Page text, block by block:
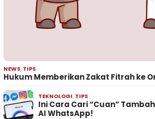
NEWS, TIPS
Hukum Memberikan Zakat Fitrah ke
TEKNOLOGI, TIPS
Ini Cara Cari “Cuan”
AI WhatsApp!